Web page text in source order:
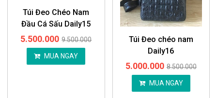
Túi Đeo Chéo Nam
Đầu Cá Sấu Daily15
5.500.000 9.500.000
MUA NGAY
Túi Đeo chéo nam
Daily16
5.000.000 8.500.000
MUA NGAY